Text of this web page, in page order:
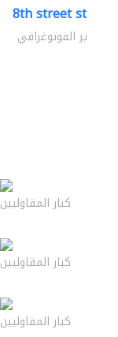
8th street studios
التصوير الفوتوغرافي
كبار المقاوليين
كبار المقاوليين
كبار المقاوليين